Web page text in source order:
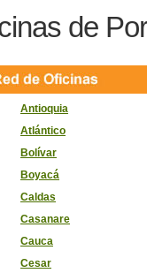
de
Antioquia
Atlántico
Bolívar
Boyacá
Caldas
Casanare
Cauca
Cesar